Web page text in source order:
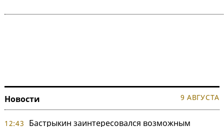
Новости 9 АВГУСТА
12:43
Бастрыкин заинтересовался возможным